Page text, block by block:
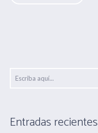
Entradas recientes